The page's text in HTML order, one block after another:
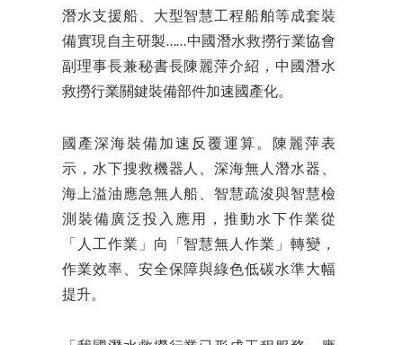
潛水支援船、大型智慧工程船舶等成套裝
備實現自主研製……中國潛水救撈行業協會
副理事長兼秘書長陳麗萍介紹，中國潛水
救撈行業關鍵裝備部件加速國產化。
國產深海裝備加速反覆運算。陳麗萍表
示，水下搜救機器人、深海無人潛水器、
海上溢油應急無人船、智慧疏浚與智慧檢
測裝備廣泛投入應用，推動水下作業從
「人工作業」向「智慧無人作業」轉變，
作業效率、安全保障與綠色低碳水準大幅
提升。